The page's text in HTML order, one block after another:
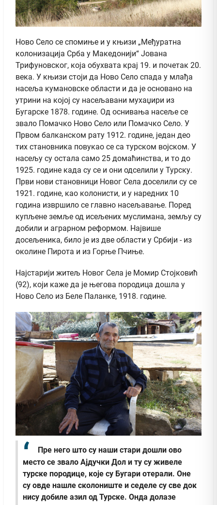
Ново Село се спомиње и у књизи „Међуратна
колонизација Срба у Македонији“ Јована
Трифуновског, која обухвата крај 19. и почетак 20.
века. У књизи стоји да Ново Село спада у млађа
насеља кумановске области и да је основано на
утрини на којој су насељавани мухаџири из
Бугарске 1878. године. Од оснивања насеље се
звало Помачко Ново Село или Помачко Село. У
Првом балканском рату 1912. године, један део
тих становника повукао се са турском војском. У
насељу су остала само 25 домаћинства, и то до
1925. године када су се и они одселили у Турску.
Први нови становници Новог Села доселили су се
1921. године, као колонисти, и у наредних 10
година извршило се главно насељавање. Поред
купљене земље од исељених муслимана, земљу су
добили и аграрном реформом. Највише
досељеника, било је из две области у Србији - из
околине Пирота и из Горње Пчиње.
Најстарији житељ Новог Села је Момир Стојковић
(92), који каже да је његова породица дошла у
Ново Село из Беле Паланке, 1918. године.
Пре него што су наши стари дошли ово
место се звало Ајдучки Дол и ту су живеле
турске породице, које су Бугари отерали. Оне
су овде нашле сколониште и седеле су све док
нису добиле азил од Турске. Онда долазе